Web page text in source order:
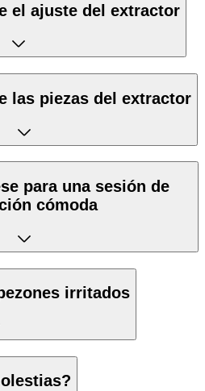
el ajuste del extractor
las piezas del extractor
para una sesión de
cómoda
irritados